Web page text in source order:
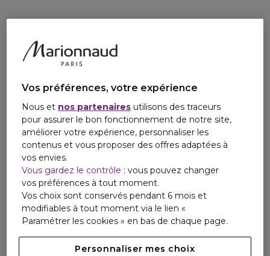
vitaminées sur le visage humide. Dès que
le produit mousse, rincer soigneusement à l’eau et sécher
délicatement. À utiliser une à deux fois
Conseils et Précautions d'utilisation
Ingrédients
Vos préférences, votre expérience
Nous et nos partenaires utilisons des traceurs
pour assurer le bon fonctionnement de notre site,
améliorer votre expérience, personnaliser les
contenus et vous proposer des offres adaptées à
vos envies.
Vous gardez le contrôle : vous pouvez changer
vos préférences à tout moment.
Vos choix sont conservés pendant 6 mois et
modifiables à tout moment via le lien «
Paramétrer les cookies » en bas de chaque page.
Personnaliser mes choix